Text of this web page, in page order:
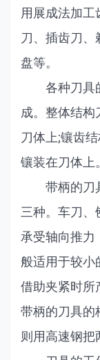
用展成法加
刀、插齿刀、
盘等。
各种刀具的
成。整体结
刀体上;镶齿
镶装在刀体上。
带柄的刀具
三种。车刀、
承受轴向推力
般适用于较小
借助夹紧时所
带柄的刀具的
则用高速钢把